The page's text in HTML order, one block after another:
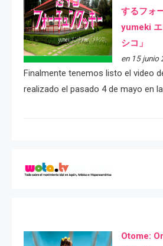
するフォ
yumeki
シコ」
en 15 junio
Finalmente tenemos listo el video
realizado el pasado 4 de mayo en
Otome: